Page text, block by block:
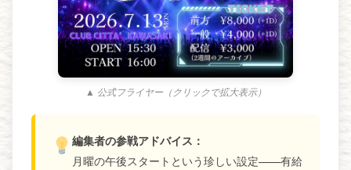
▲ 公式フライヤー（クリックで拡大表示）
編集者の参戦アドバイス：
月曜の午後スタートという珍しい設定——有給